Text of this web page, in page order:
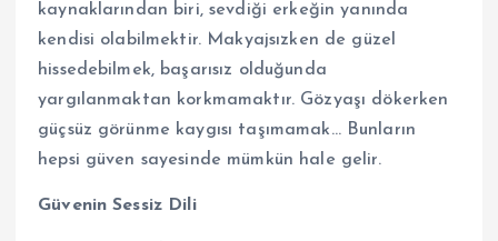
kaynaklarından biri, sevdiği erkeğin yanında
kendisi olabilmektir. Makyajsızken de güzel
hissedebilmek, başarısız olduğunda
yargılanmaktan korkmamaktır. Gözyaşı dökerken
güçsüz görünme kaygısı taşımamak… Bunların
hepsi güven sayesinde mümkün hale gelir.
Güvenin Sessiz Dili